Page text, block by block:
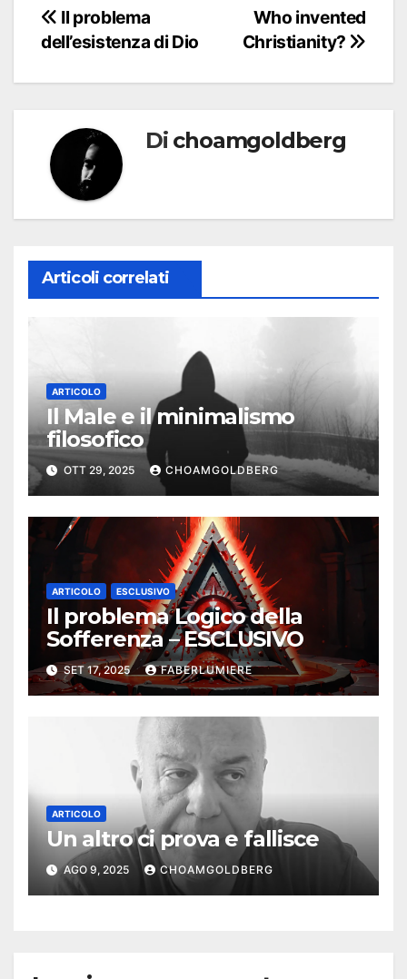
Navigazione
articoli
Who invented
Christianity?
Il problema
dell’esistenza di Dio
Di choamgoldberg
Articoli correlati
ARTICOLO
Il Male e il minimalismo
filosofico
OTT 29, 2025 CHOAMGOLDBERG
ARTICOLO ESCLUSIVO
Il problema Logico della
Sofferenza – ESCLUSIVO
SET 17, 2025 FABERLUMIERE
ARTICOLO
Un altro ci prova e fallisce
AGO 9, 2025 CHOAMGOLDBERG